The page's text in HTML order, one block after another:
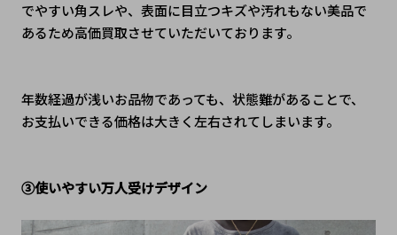
でやすい角スレや、表面に目立つキズや汚れもない美品で
あるため高価買取させていただいております。
年数経過が浅いお品物であっても、状態難があることで、
お支払いできる価格は大きく左右されてしまいます。
③使いやすい万人受けデザイン